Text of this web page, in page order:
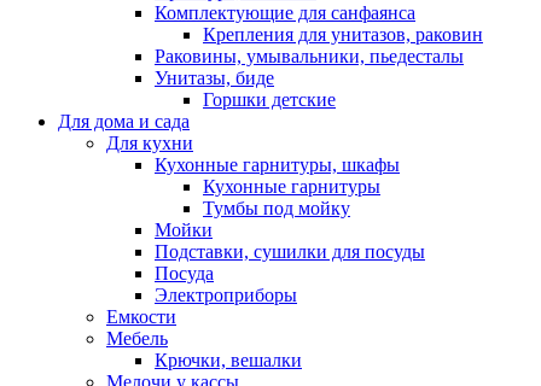
Комплектующие для санфаянса
Крепления для унитазов, раковин
Раковины, умывальники, пьедесталы
Унитазы, биде
Горшки детские
Для дома и сада
Для кухни
Кухонные гарнитуры, шкафы
Кухонные гарнитуры
Тумбы под мойку
Мойки
Подставки, сушилки для посуды
Посуда
Электроприборы
Емкости
Мебель
Крючки, вешалки
Мелочи у кассы